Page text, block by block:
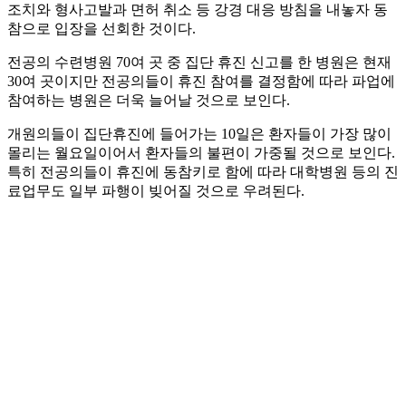
조치와 형사고발과 면허 취소 등 강경 대응 방침을 내놓자 동
참으로 입장을 선회한 것이다.
전공의 수련병원 70여 곳 중 집단 휴진 신고를 한 병원은 현재
30여 곳이지만 전공의들이 휴진 참여를 결정함에 따라 파업에
참여하는 병원은 더욱 늘어날 것으로 보인다.
개원의들이 집단휴진에 들어가는 10일은 환자들이 가장 많이
몰리는 월요일이어서 환자들의 불편이 가중될 것으로 보인다.
특히 전공의들이 휴진에 동참키로 함에 따라 대학병원 등의 진
료업무도 일부 파행이 빚어질 것으로 우려된다.